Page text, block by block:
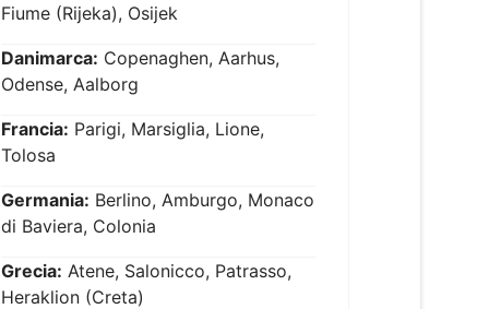
Fiume (Rijeka), Osijek
Danimarca: Copenaghen, Aarhus,
Odense, Aalborg
Francia: Parigi, Marsiglia, Lione,
Tolosa
Germania: Berlino, Amburgo, Monaco
di Baviera, Colonia
Grecia: Atene, Salonicco, Patrasso,
Heraklion (Creta)